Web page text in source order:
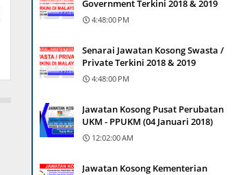
Government Terkini 2018 & 2019
4:48:00 PM
Senarai Jawatan Kosong Swasta /
Private Terkini 2018 & 2019
4:48:00 PM
Jawatan Kosong Pusat Perubatan
UKM - PPUKM (04 Januari 2018)
12:02:00 AM
Jawatan Kosong Kementerian